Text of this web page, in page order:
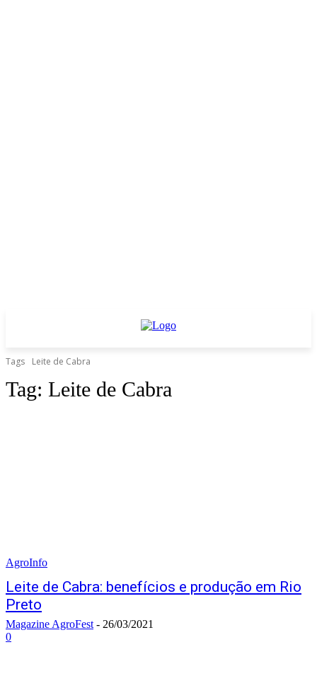
Tags Leite de Cabra
Tag: Leite de Cabra
AgroInfo
Leite de Cabra: benefícios e produção em Rio
Preto
Magazine AgroFest - 26/03/2021
0